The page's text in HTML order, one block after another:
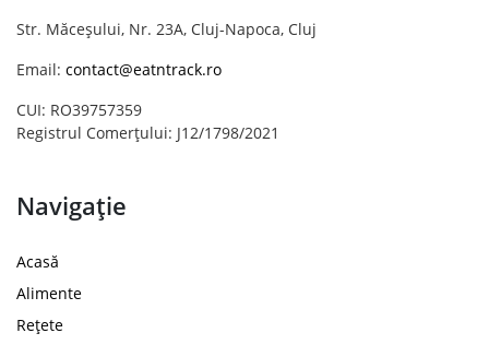
Str. Măceșului, Nr. 23A, Cluj-Napoca, Cluj
Email: contact@eatntrack.ro
CUI: RO39757359
Registrul Comerțului: J12/1798/2021
Navigație
Acasă
Alimente
Rețete